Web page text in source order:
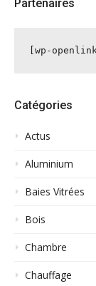
Partenaires
[wp-
Catégories
Actus
Aluminium
Baies Vitrées
Bois
Chambre
Chauffage